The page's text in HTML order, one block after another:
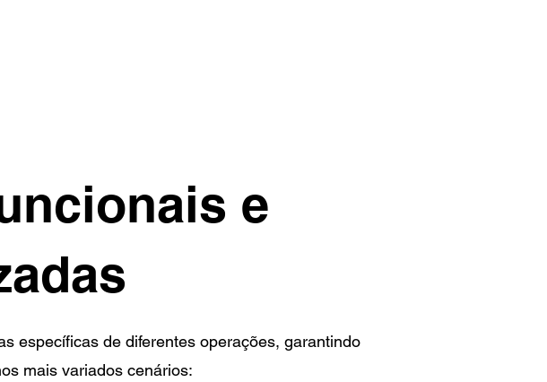
e
específicas de diferentes operações, garantindo
mais variados cenários: